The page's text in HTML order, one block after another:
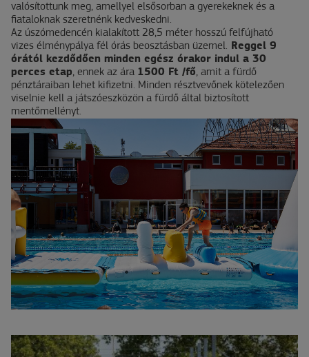
valósítottunk meg, amellyel elsősorban a gyerekeknek és a
fiataloknak szeretnénk kedveskedni.
Az úszómedencén kialakított 28,5 méter hosszú felfújható
vizes élménypálya fél órás beosztásban üzemel. Reggel 9
órától kezdődően minden egész órakor indul a 30
perces etap, ennek az ára 1500 Ft /fő, amit a fürdő
pénztáraiban lehet kifizetni. Minden résztvevőnek kötelezően
viselnie kell a játszóeszközön a fürdő által biztosított
mentőmellényt.